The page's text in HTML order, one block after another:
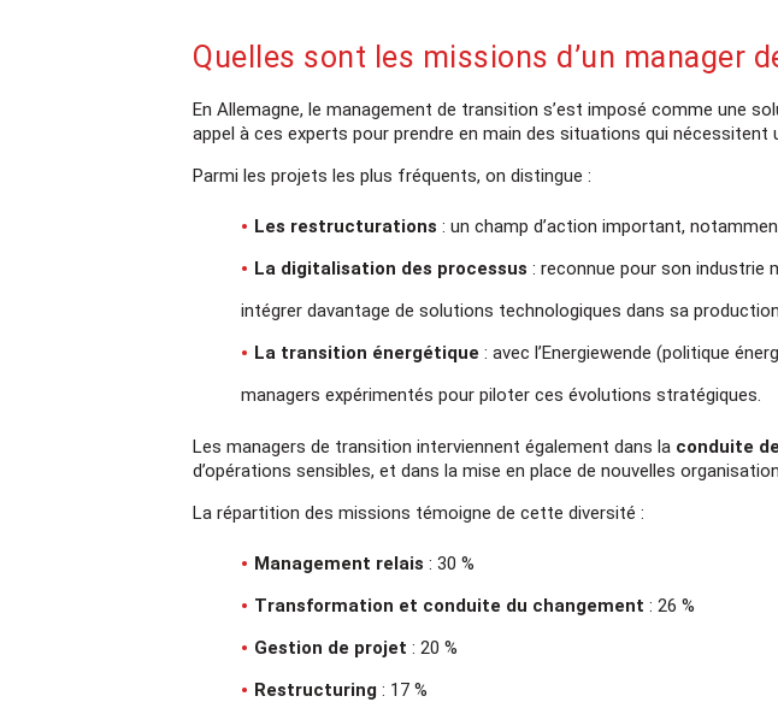
Quelles sont les missions d’un manager
En Allemagne, le management de transition s’est imposé comme une
appel à ces experts pour prendre en main des situations qui
Parmi les projets les plus fréquents, on distingue :
Les restructurations : un champ d’action important,
La digitalisation des processus : reconnue pour son industrie
intégrer davantage de solutions technologiques dans sa
La transition énergétique : avec l’Energiewende (politique
managers expérimentés pour piloter ces évolutions stratégiques.
Les managers de transition interviennent également dans la conduite
d’opérations sensibles, et dans la mise en place de nouvelles
La répartition des missions témoigne de cette diversité :
Management relais : 30 %
Transformation et conduite du changement : 26 %
Gestion de projet : 20 %
Restructuring : 17 %